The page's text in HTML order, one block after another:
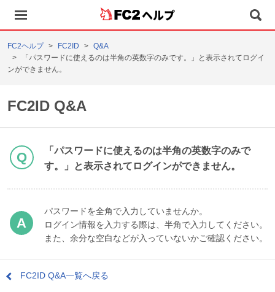
ヘルプ
FC2ヘルプ FC2ID
Q&A
「パスワードに使えるのは半角の英数字のみです。」と表示されてログイ
ンができません。
FC2ID Q&A
「パスワードに使えるのは半角の英数字のみで
す。」と表示されてログインができません。
パスワードを全角で入力していませんか。
ログイン情報を入力する際は、半角で入力してください。
また、余分な空白などが入っていないかご確認ください。
FC2ID Q&A一覧へ戻る